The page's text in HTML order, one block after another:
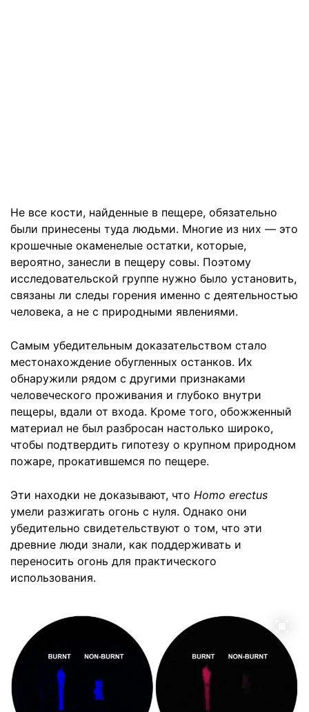
Не все кости, найденные в пещере, обязательно
были принесены туда людьми. Многие из них — это
крошечные окаменелые остатки, которые,
вероятно, занесли в пещеру совы. Поэтому
исследовательской группе нужно было установить,
связаны ли следы горения именно с деятельностью
человека, а не с природными явлениями.
Самым убедительным доказательством стало
местонахождение обугленных останков. Их
обнаружили рядом с другими признаками
человеческого проживания и глубоко внутри
пещеры, вдали от входа. Кроме того, обожженный
материал не был разбросан настолько широко,
чтобы подтвердить гипотезу о крупном природном
пожаре, прокатившемся по пещере.
Эти находки не доказывают, что Homo erectus
умели разжигать огонь с нуля. Однако они
убедительно свидетельствуют о том, что эти
древние люди знали, как поддерживать и
переносить огонь для практического
использования.